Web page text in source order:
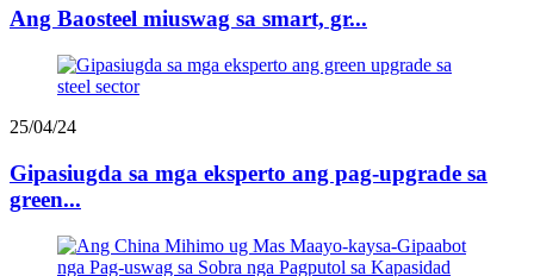
Ang Baosteel miuswag sa smart, gr...
25/04/24
Gipasiugda sa mga eksperto ang pag-upgrade sa
green...